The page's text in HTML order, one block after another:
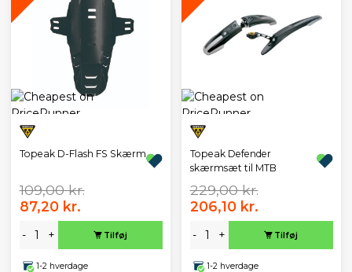
Topeak D-Flash FS Skærm
109,00 kr.
87,20 kr.
- + Tilføj
1-2 hverdage
Topeak Defender
skærmsæt til MTB
229,00 kr.
206,10 kr.
- + Tilføj
1-2 hverdage